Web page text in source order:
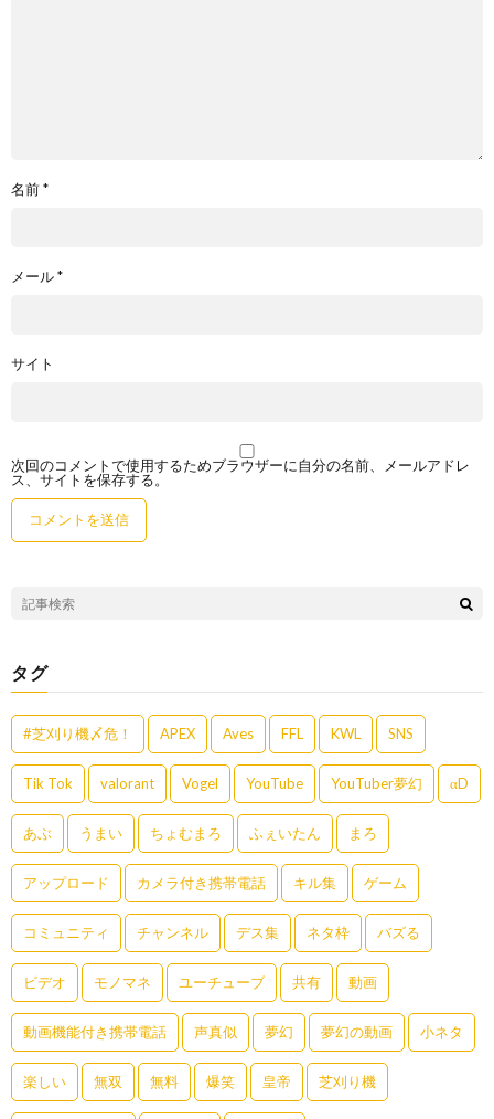
名前*
メール*
サイト
次回のコメントで使用するためブラウザーに自分の名前、メールアドレ
ス、サイトを保存する。
タグ
#芝刈り機〆危！ APEX Aves FFL KWL SNS
Tik Tok valorant Vogel YouTube YouTuber夢幻 αD
あぶ うまい ちょむまろ ふぇいたん まろ
アップロード カメラ付き携帯電話 キル集 ゲーム
コミュニティ チャンネル デス集 ネタ枠 バズる
ビデオ モノマネ ユーチューブ 共有 動画
動画機能付き携帯電話 声真似 夢幻 夢幻の動画 小ネタ
楽しい 無双 無料 爆笑 皇帝 芝刈り機